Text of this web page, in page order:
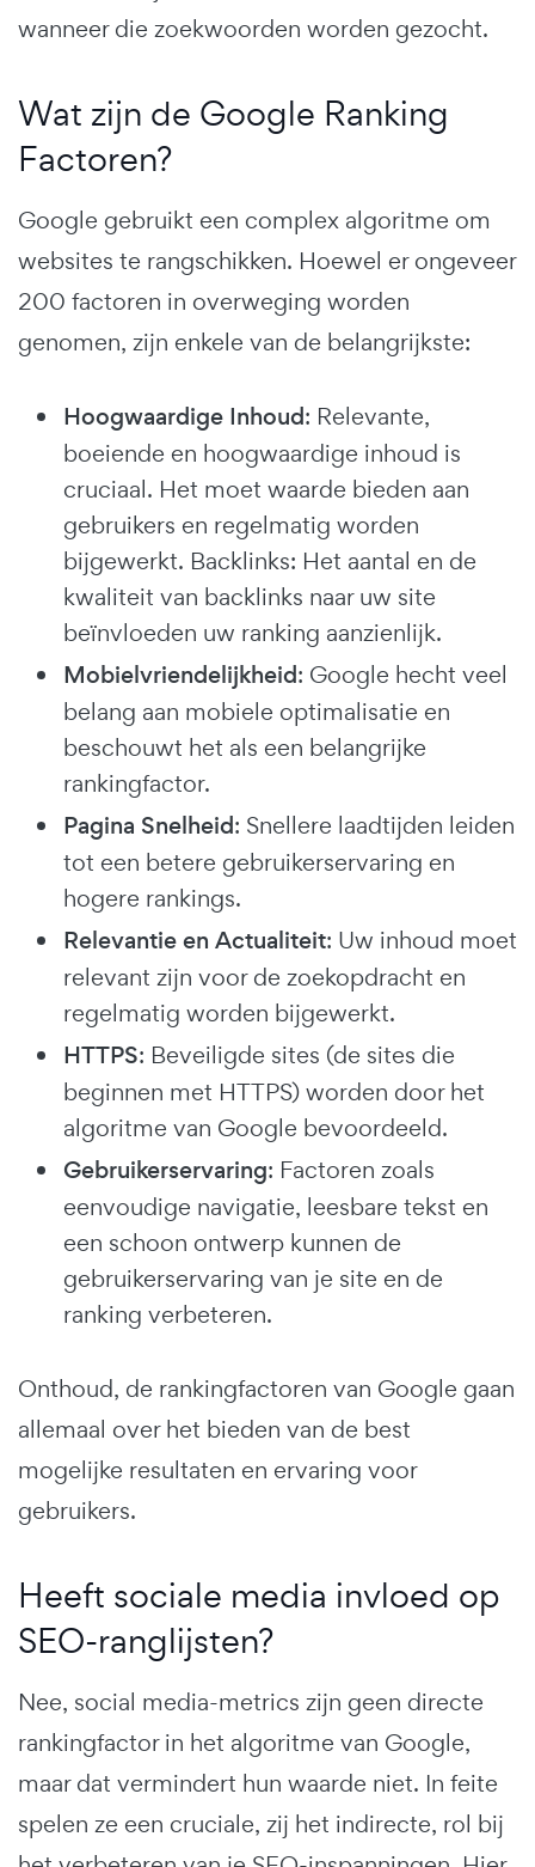
wanneer die zoekwoorden worden gezocht.
Wat zijn de Google Ranking
Factoren?
Google gebruikt een complex algoritme om
websites te rangschikken. Hoewel er ongeveer
200 factoren in overweging worden
genomen, zijn enkele van de belangrijkste:
Hoogwaardige Inhoud: Relevante,
boeiende en hoogwaardige inhoud is
cruciaal. Het moet waarde bieden aan
gebruikers en regelmatig worden
bijgewerkt. Backlinks: Het aantal en de
kwaliteit van backlinks naar uw site
beïnvloeden uw ranking aanzienlijk.
Mobielvriendelijkheid: Google hecht veel
belang aan mobiele optimalisatie en
beschouwt het als een belangrijke
rankingfactor.
Pagina Snelheid: Snellere laadtijden leiden
tot een betere gebruikerservaring en
hogere rankings.
Relevantie en Actualiteit: Uw inhoud moet
relevant zijn voor de zoekopdracht en
regelmatig worden bijgewerkt.
HTTPS: Beveiligde sites (de sites die
beginnen met HTTPS) worden door het
algoritme van Google bevoordeeld.
Gebruikerservaring: Factoren zoals
eenvoudige navigatie, leesbare tekst en
een schoon ontwerp kunnen de
gebruikerservaring van je site en de
ranking verbeteren.
Onthoud, de rankingfactoren van Google gaan
allemaal over het bieden van de best
mogelijke resultaten en ervaring voor
gebruikers.
Heeft sociale media invloed op
SEO-ranglijsten?
Nee, social media-metrics zijn geen directe
rankingfactor in het algoritme van Google,
maar dat vermindert hun waarde niet. In feite
spelen ze een cruciale, zij het indirecte, rol bij